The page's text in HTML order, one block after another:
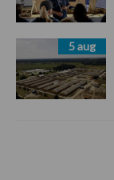
5 aug